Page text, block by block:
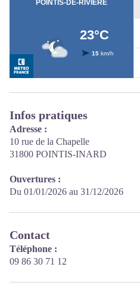
Infos pratiques
Adresse :
10 rue de la Chapelle
31800 POINTIS-INARD
Ouvertures :
Du 01/01/2026 au 31/12/2026
Contact
Téléphone :
09 86 30 71 12